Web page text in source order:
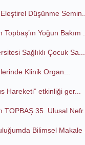
Düşünme Semin...
Yoğun Bakım ...
Sağlıklı Çocuk Sa...
Klinik Organ...
Hareketi” etkinliği ger...
TOPBAŞ 35. Ulusal Nefr...
Bilimsel Makale